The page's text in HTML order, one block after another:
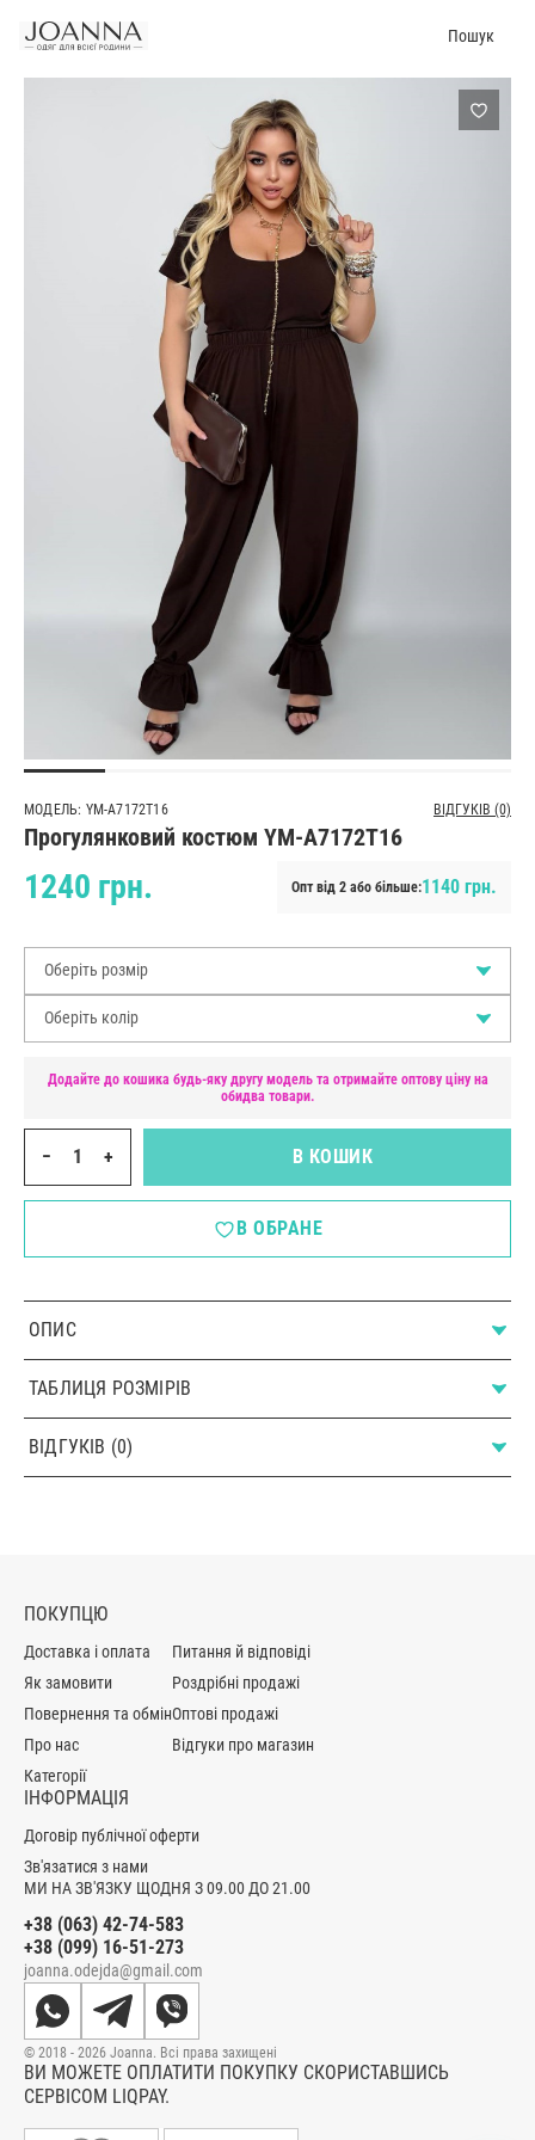
Пошук
МОДЕЛЬ: YM-A7172T16 ВІДГУКІВ (0)
Прогулянковий костюм YM-A7172T16
1240 грн. Опт від 2 або більше:1140 грн.
Оберіть розмір
Оберіть колір
Додайте до кошика будь-яку другу модель та отримайте оптову ціну на
обидва товари.
− + В КОШИК
В ОБРАНЕ
ОПИС
ТАБЛИЦЯ РОЗМІРІВ
ВІДГУКІВ (0)
МИ НА ЗВ'ЯЗКУ ЩОДНЯ З 09.00 ДО 21.00
+38 (063) 42-74-583
+38 (099) 16-51-273
joanna.odejda@gmail.com
ПОКУПЦЮ
Доставка і оплата
Як замовити
Повернення та обмін
Про нас
Категорії
Питання й відповіді
Роздрібні продажі
Оптові продажі
Відгуки про магазин
ІНФОРМАЦІЯ
Договір публічної оферти
Зв'язатися з нами
ВИ МОЖЕТЕ ОПЛАТИТИ ПОКУПКУ СКОРИСТАВШИСЬ
СЕРВІСОМ LIQPAY.
© 2018 - 2026 Joanna. Всі права захищені